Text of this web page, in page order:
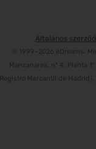
Általános
© 1999–2026 eDreams.
Manzanares, nº 4, Planta
(Registro Mercantil de